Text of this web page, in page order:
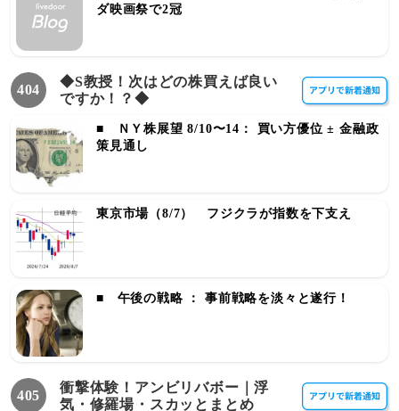
ダ映画祭で2冠
404
◆S教授！次はどの株買えば良い
ですか！？◆
■ ＮＹ株展望 8/10〜14： 買い方優位 ± 金融政
策見通し
東京市場（8/7） フジクラが指数を下支え
■ 午後の戦略 ： 事前戦略を淡々と遂行！
405
衝撃体験！アンビリバボー｜浮
気・修羅場・スカッとまとめ